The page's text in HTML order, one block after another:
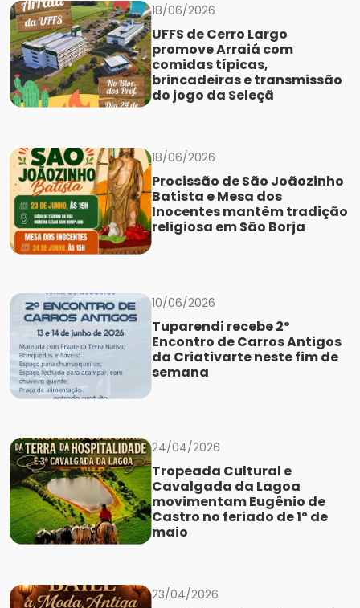
18/06/2026
UFFS de Cerro Largo
promove Arraiá com
comidas típicas,
brincadeiras e transmissão
do jogo da Seleçã
18/06/2026
Procissão de São Joãozinho
Batista e Mesa dos
Inocentes mantêm tradição
religiosa em São Borja
10/06/2026
Tuparendi recebe 2º
Encontro de Carros Antigos
da Criativarte neste fim de
semana
24/04/2026
Tropeada Cultural e
Cavalgada da Lagoa
movimentam Eugênio de
Castro no feriado de 1º de
maio
23/04/2026